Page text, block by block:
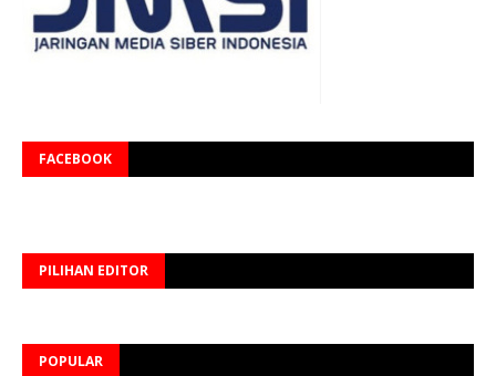
FACEBOOK
PILIHAN EDITOR
POPULAR